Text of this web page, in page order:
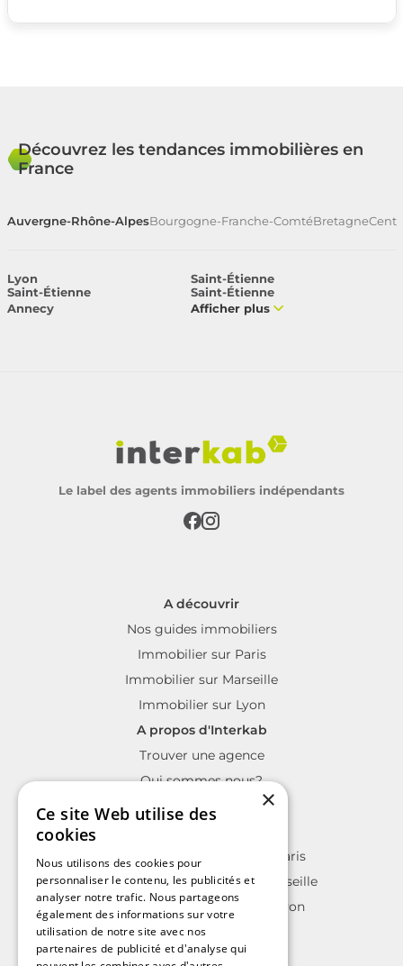
Découvrez les tendances immobilières en
France
Auvergne-Rhône-AlpesBourgogne-Franche-ComtéBretagne
Lyon
Saint-Étienne
Saint-Étienne
Saint-Étienne
Annecy
Afficher plus
Le label des agents immobiliers indépendants
A découvrir
Nos guides immobiliers
Immobilier sur Paris
Immobilier sur Marseille
Immobilier sur Lyon
A propos d'Interkab
Trouver une agence
Qui sommes nous?
La charte Interkab
Annonces immobilières sur Paris
Annonces immobilières sur Marseille
Annonces immobilières sur Lyon
×
Ce site Web utilise des
cookies
Nous utilisons des cookies pour
personnaliser le contenu, les publicités et
analyser notre trafic. Nous partageons
également des informations sur votre
utilisation de notre site avec nos
partenaires de publicité et d'analyse qui